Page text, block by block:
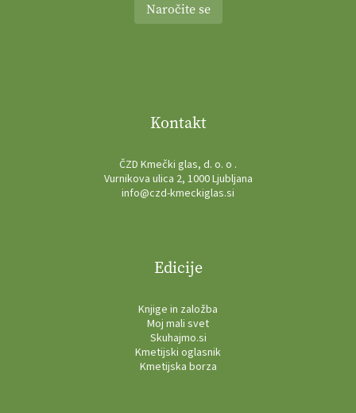
Naročite se
Kontakt
ČZD Kmečki glas, d. o. o .
Vurnikova ulica 2, 1000 Ljubljana
info@czd-kmeckiglas.si
Edicije
Knjige in založba
Moj mali svet
Skuhajmo.si
Kmetijski oglasnik
Kmetijska borza